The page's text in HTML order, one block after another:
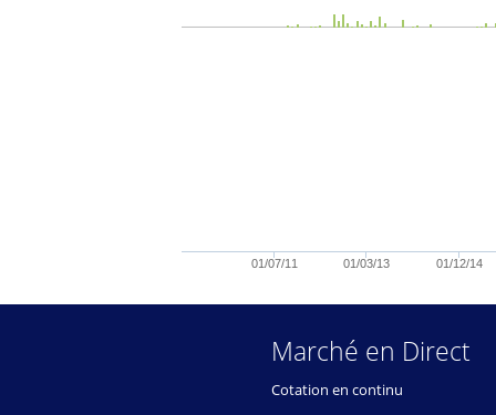
01/07/11 01/03/13 01/12/14
Marché en Direct
Cotation en continu